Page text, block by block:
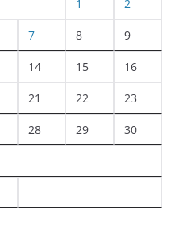
1 2
7 8 9
14 15 16
21 22 23
28 29 30